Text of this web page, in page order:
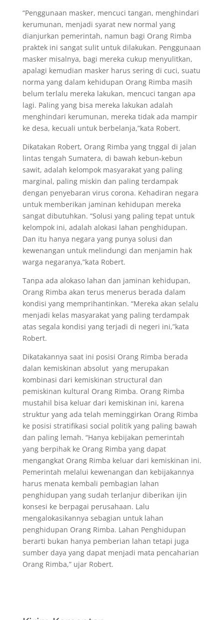
“Penggunaan masker, mencuci tangan, menghindari
kerumunan, menjadi syarat new normal yang
dianjurkan pemerintah, namun bagi Orang Rimba
praktek ini sangat sulit untuk dilakukan. Penggunaan
masker misalnya, bagi mereka cukup menyulitkan,
apalagi kemudian masker harus sering di cuci, suatu
norma yang dalam kehidupan Orang Rimba masih
belum terlalu mereka lakukan, mencuci tangan apa
lagi. Paling yang bisa mereka lakukan adalah
menghindari kerumunan, mereka tidak ada mampir
ke desa, kecuali untuk berbelanja,”kata Robert.
Dikatakan Robert, Orang Rimba yang tnggal di jalan
lintas tengah Sumatera, di bawah kebun-kebun
sawit, adalah kelompok masyarakat yang paling
marginal, paling miskin dan paling terdampak
dengan penyebaran virus corona. Kehadiran negara
untuk memberikan jaminan kehidupan mereka
sangat dibutuhkan. “Solusi yang paling tepat untuk
kelompok ini, adalah alokasi lahan penghidupan.
Dan itu hanya negara yang punya solusi dan
kewenangan untuk melindungi dan menjamin hak
warga negaranya,”kata Robert.
Tanpa ada alokaso lahan dan jaminan kehidupan,
Orang Rimba akan terus menerus berada dalam
kondisi yang memprihantinkan. “Mereka akan selalu
menjadi kelas masyarakat yang paling terdampak
atas segala kondisi yang terjadi di negeri ini,”kata
Robert.
Dikatakannya saat ini posisi Orang Rimba berada
dalan kemiskinan absolut yang merupakan
kombinasi dari kemiskinan structural dan
pemiskinan kultural Orang Rimba. Orang Rimba
mustahil bisa keluar dari kemiskinan ini, karena
struktur yang ada telah meminggirkan Orang Rimba
ke posisi stratifikasi social politik yang paling bawah
dan paling lemah. “Hanya kebijakan pemerintah
yang berpihak ke Orang Rimba yang dapat
mengangkat Orang Rimba keluar dari kemiskinan ini.
Pemerintah melalui kewenangan dan kebijakannya
harus menata kembali pembagian lahan
penghidupan yang sudah terlanjur diberikan ijin
konsesi ke berpagai perusahaan. Lalu
mengalokasikannya sebagian untuk lahan
penghidupan Orang Rimba. Lahan Penghidupan
berarti bukan hanya pemberian lahan tetapi juga
sumber daya yang dapat menjadi mata pencaharian
Orang Rimba,” ujar Robert.